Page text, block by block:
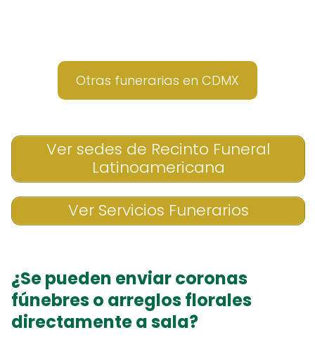
Otras funerarias en CDMX
Ver sedes de Recinto Funeral
Latinoamericana
Ver Servicios Funerarios
¿Se pueden enviar coronas
fúnebres o arreglos florales
directamente a sala?